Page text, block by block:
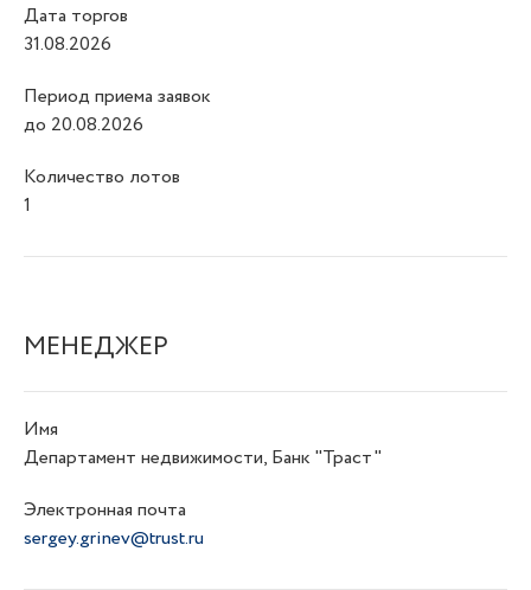
Дата торгов
31.08.2026
Период приема заявок
до 20.08.2026
Количество лотов
1
МЕНЕДЖЕР
Имя
Департамент недвижимости, Банк "Траст"
Электронная почта
sergey.grinev@trust.ru